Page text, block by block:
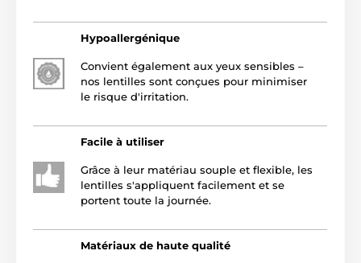
Hypoallergénique
Convient également aux yeux sensibles –
nos lentilles sont conçues pour minimiser
le risque d'irritation.
Facile à utiliser
Grâce à leur matériau souple et flexible, les
lentilles s'appliquent facilement et se
portent toute la journée.
Matériaux de haute qualité